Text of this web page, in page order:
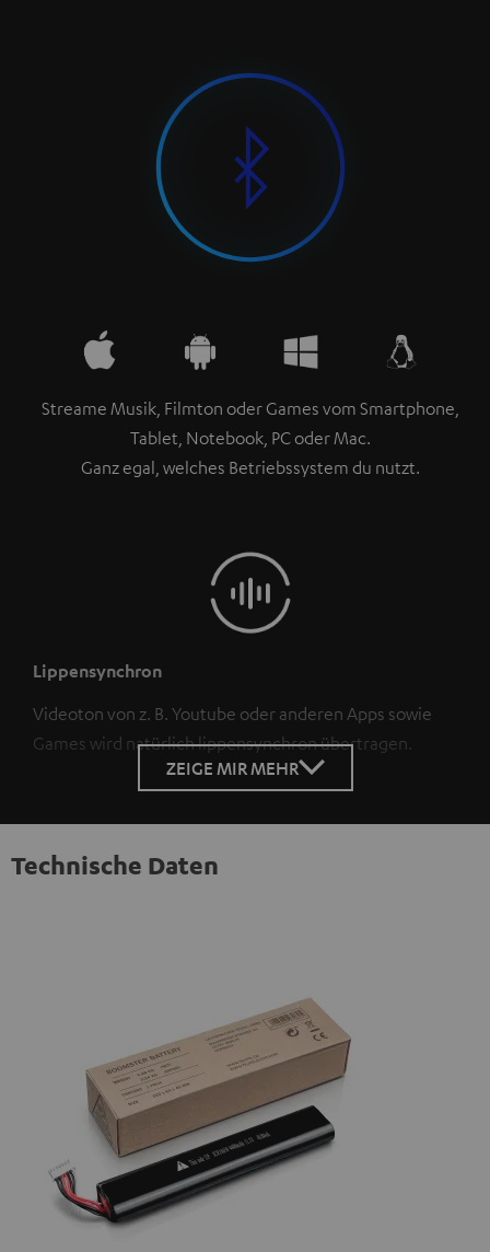
Streame Musik, Filmton oder Games vom Smartphone,
Tablet, Notebook, PC oder Mac.
Ganz egal, welches Betriebssystem du nutzt.
Lippensynchron
Videoton von z. B. Youtube oder anderen Apps sowie
Games wird natürlich lippensynchron übertragen.
ZEIGE MIR MEHR
Technische Daten